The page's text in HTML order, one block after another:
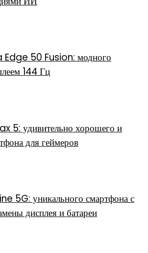
50 Fusion: модного
144 Гц
5: удивительно хорошего и
для геймеров
5G: уникального смартфона с
дисплея и батареи